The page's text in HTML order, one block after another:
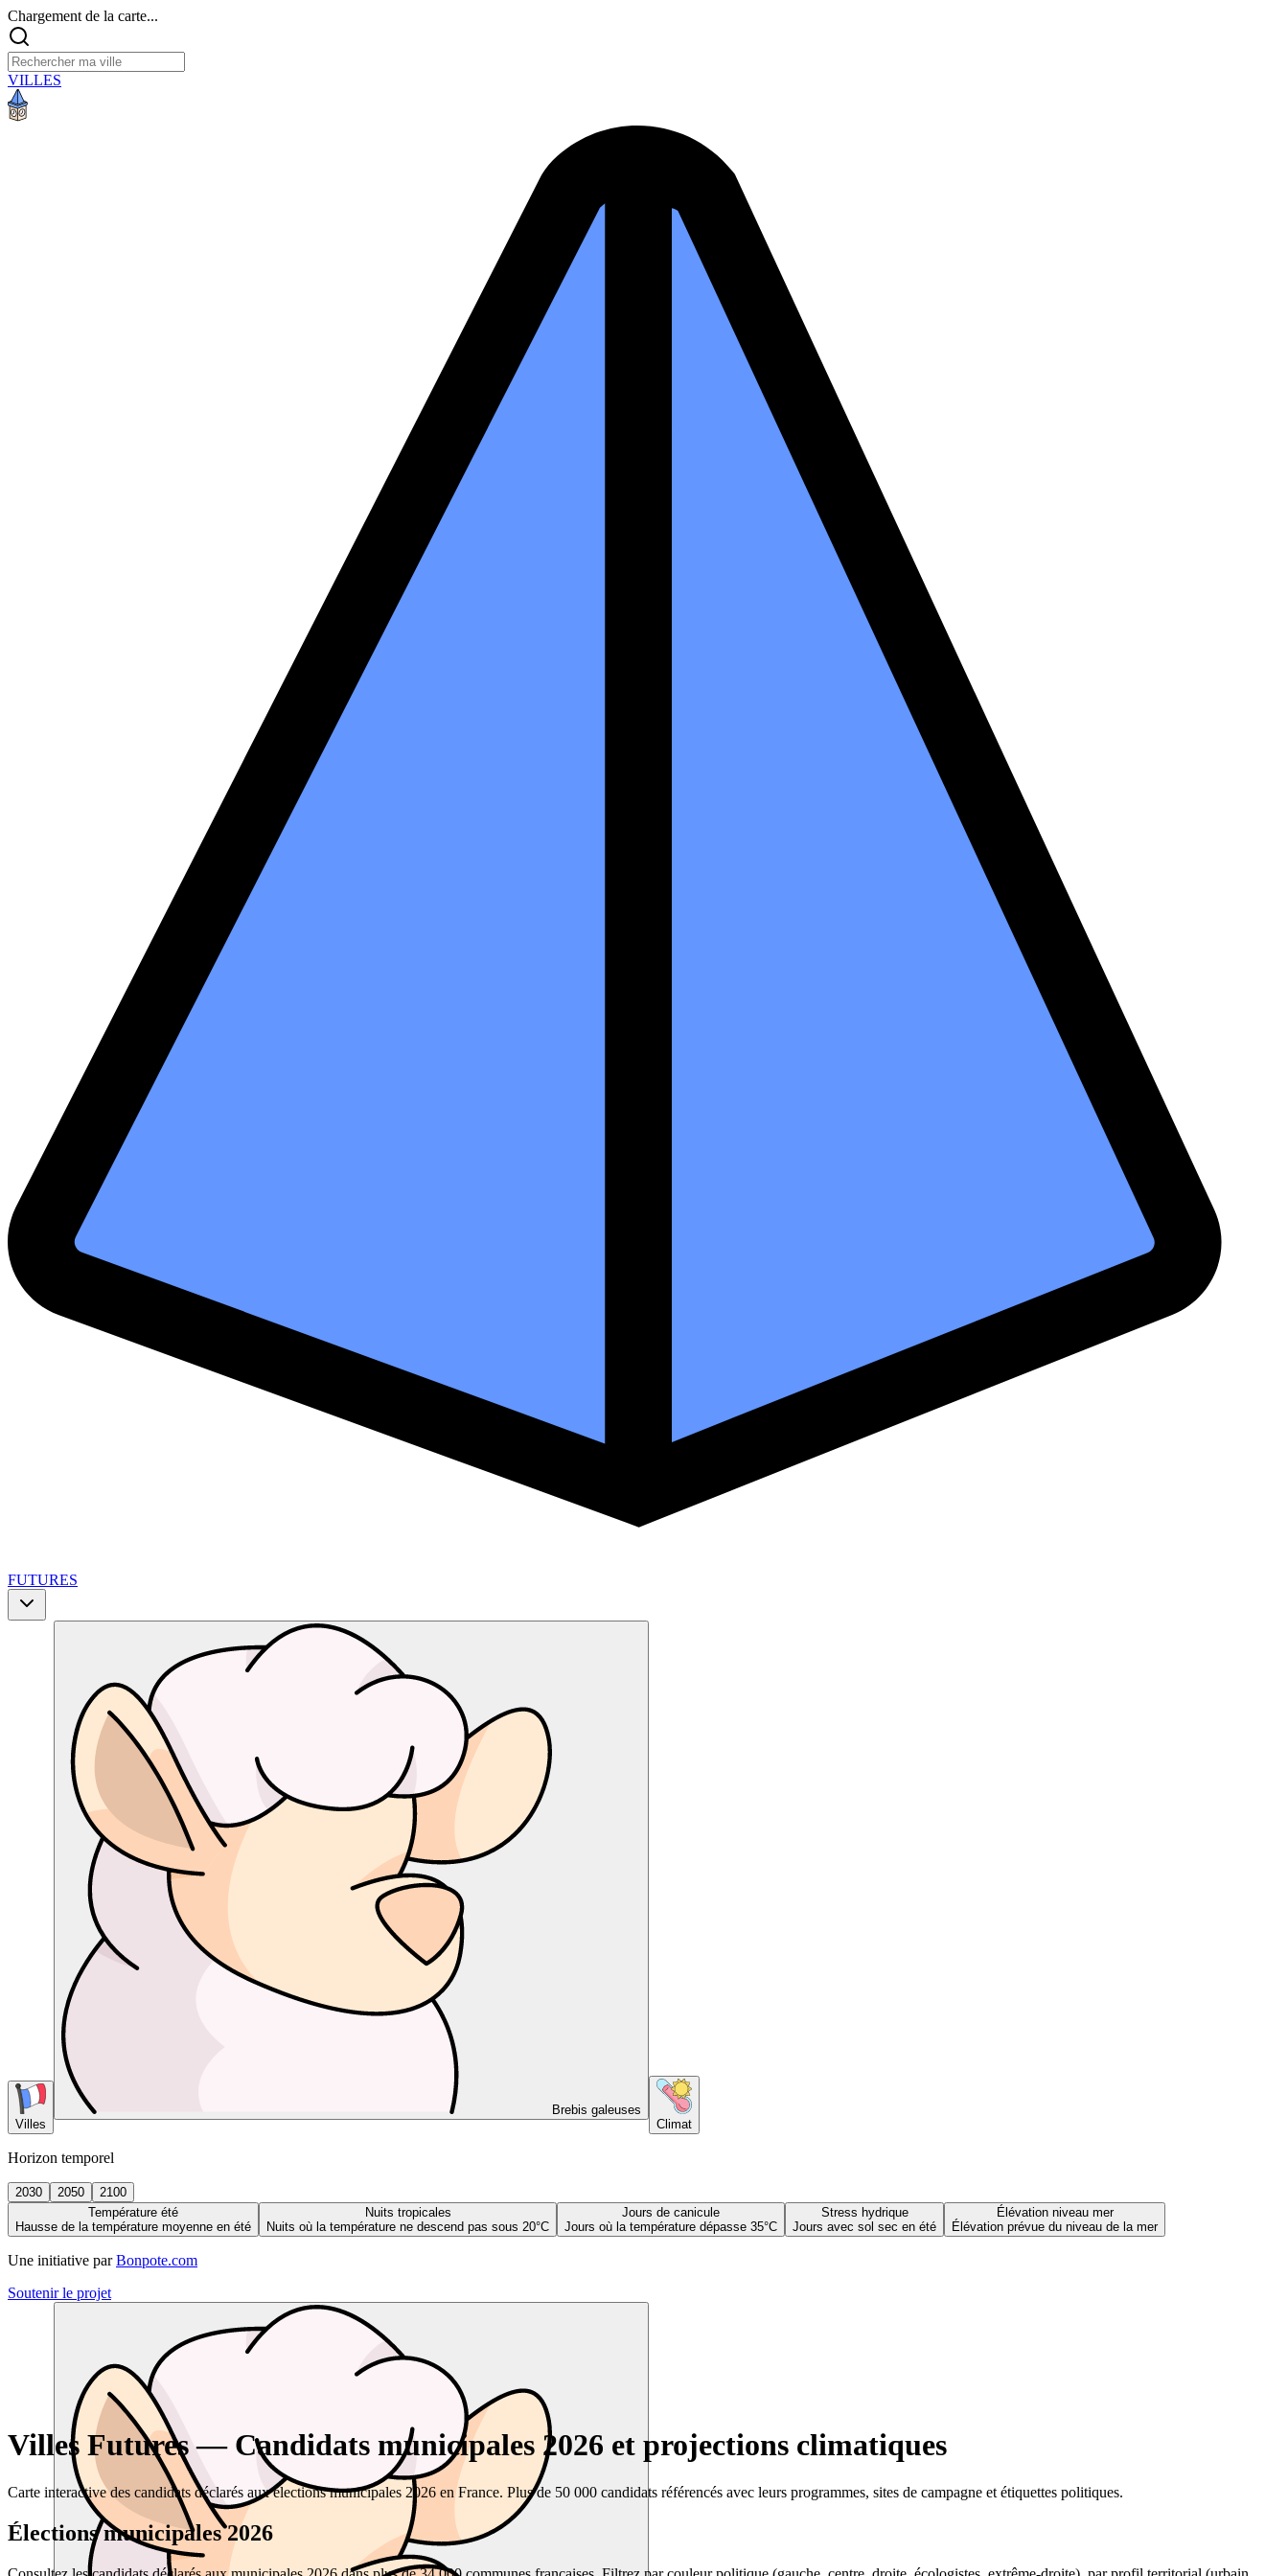
Chargement de la carte...
VILLES
FUTURES
Villes
Brebis galeuses
Climat
Horizon temporel
2030 2050
2100
Température été
Hausse de la température moyenne en été
Nuits tropicales
Nuits où la température ne descend pas sous 20°C
Jours de canicule
Jours où la température dépasse 35°C
Stress hydrique
Jours avec sol sec en été
Élévation niveau mer
Élévation prévue du niveau de la mer
Une initiative par Bonpote.com
Soutenir le projet
Villes Futures — Candidats municipales 2026 et projections climatiques
Carte interactive des candidats déclarés aux élections municipales 2026 en France. Plus de 50 000 candidats référencés avec leurs programmes, sites de campagne et étiquettes politiques.
Élections municipales 2026